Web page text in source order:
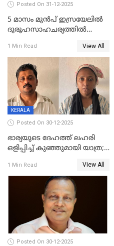
Posted On 31-12-2025
5 മാസം മുൻപ് ഇസ്രയേലിൽ
ദുരൂഹസാഹചര്യത്തിൽ
മലയാളി യുവാവിന്റെ ഭാര്യയും
മരിച്ചു
1 Min Read View All
KERALA
Posted On 30-12-2025
ഭാര്യയുടെ ദേഹത്ത് ലഹരി
ഒളിപ്പിച്ച് കുഞ്ഞുമായി യാത്ര;
പിടികൂടി പൊലീസ്
1 Min Read View All
Posted On 30-12-2025